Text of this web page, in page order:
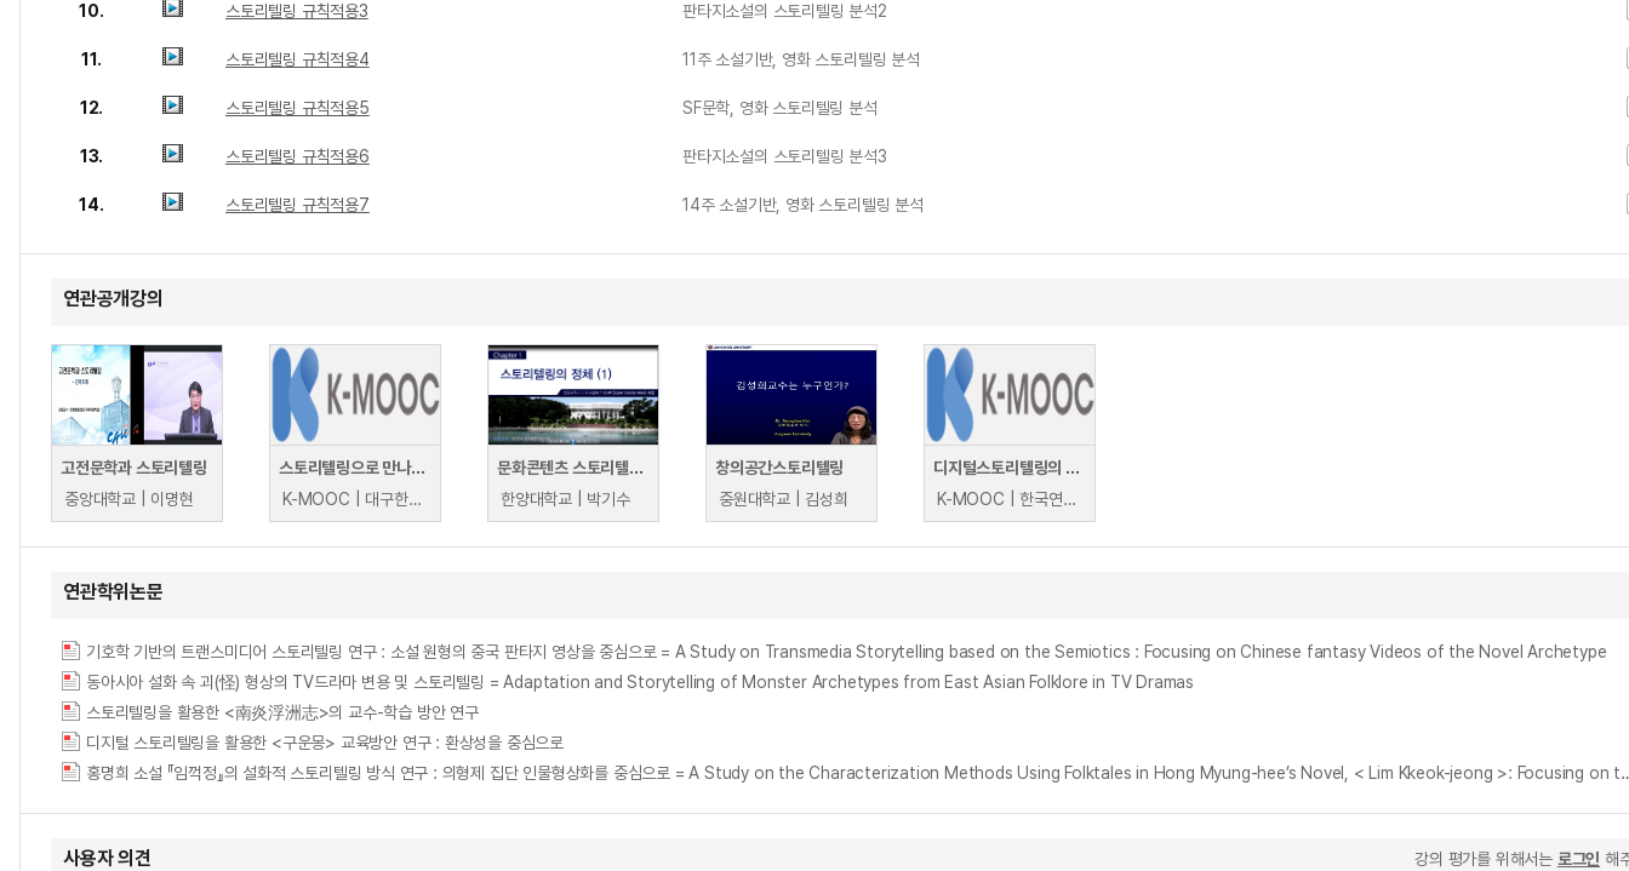
10. 스토리텔링 규칙적용3 판타지소설의 스토리텔링 분석2
11. 스토리텔링 규칙적용4 11주 소설기반, 영화 스토리텔링 분석
12. 스토리텔링 규칙적용5 SF문학, 영화 스토리텔링 분석
13. 스토리텔링 규칙적용6 판타지소설의 스토리텔링 분석3
14. 스토리텔링 규칙적용7 14주 소설기반, 영화 스토리텔링 분석
연관공개강의
고전문학과 스토리텔링
중앙대학교 | 이명현
스토리텔링으로 만나는 한의콘텐츠 기획
K-MOOC | 대구한의대학교 강민희
문화콘텐츠 스토리텔링 분석
한양대학교 | 박기수
창의공간스토리텔링
중원대학교 | 김성희
디지털스토리텔링의 이해
K-MOOC | 한국연구재단 산업교육센터 김경모
연관학위논문
기호학 기반의 트랜스미디어 스토리텔링 연구 : 소설 원형의 중국 판타지 영상을 중심으로 = A Study on Transmedia Storytelling based on the Semiotics : Focusing on Chinese fantasy Videos of the Novel Archetype
동아시아 설화 속 괴(怪) 형상의 TV드라마 변용 및 스토리텔링 = Adaptation and Storytelling of Monster Archetypes from East Asian Folklore in TV Dramas
스토리텔링을 활용한 <南炎浮洲志>의 교수-학습 방안 연구
디지털 스토리텔링을 활용한 <구운몽> 교육방안 연구 : 환상성을 중심으로
홍명희 소설 『임꺽정』의 설화적 스토리텔링 방식 연구 : 의형제 집단 인물형상화를 중심으로 = A
사용자 의견 강의 평가를 위해서는 로그인 해